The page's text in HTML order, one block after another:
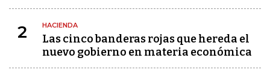
2 HACIENDA
Las cinco banderas rojas que hereda el
nuevo gobierno en materia económica